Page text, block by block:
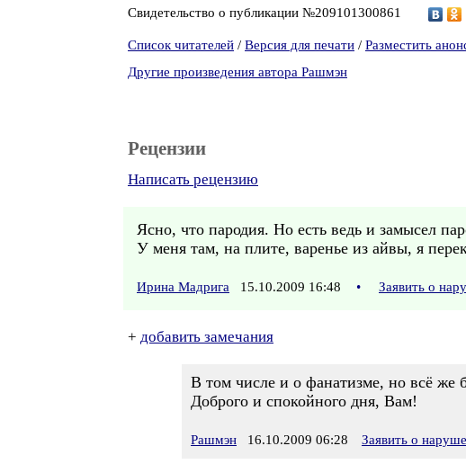
Свидетельство о публикации №209101300861
Список читателей / Версия для печати / Разместить
Другие произведения автора Рашмэн
Рецензии
Написать рецензию
Ясно, что пародия. Но есть ведь и замысел
У меня там, на плите, варенье из айвы, я
Ирина Мадрига 15.10.2009 16:48 • Заявить о
+ добавить замечания
В том числе и о фанатизме, но всё же
Доброго и спокойного дня, Вам!
Рашмэн 16.10.2009 06:28 Заявить о